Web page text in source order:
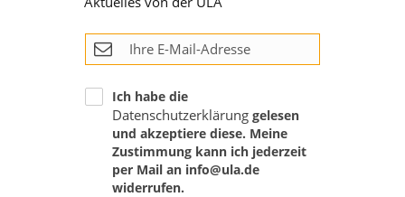
Ich habe die
Datenschutzerklärung gelesen
und akzeptiere diese. Meine
Zustimmung kann ich jederzeit
per Mail an info@ula.de
widerrufen.